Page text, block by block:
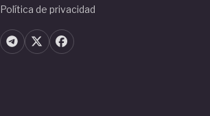
Política de privacidad